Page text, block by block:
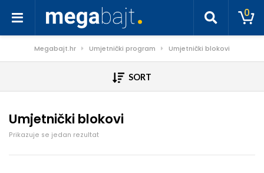
0
Megabajt.hr Umjetnički program Umjetnički blokovi
SORT
Umjetnički blokovi
Prikazuje se jedan rezultat